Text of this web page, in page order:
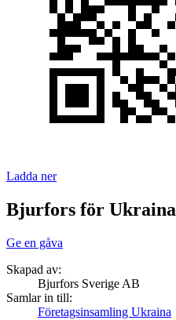
Ladda ner
Bjurfors för Ukraina
Ge en gåva
Skapad av:
Bjurfors Sverige AB
Samlar in till:
Företagsinsamling Ukraina